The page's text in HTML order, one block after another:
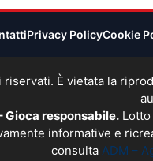
Privacy PolicyCookie
È vietata la
Gioca responsabile.Lotto
informative e
consulta ADM –